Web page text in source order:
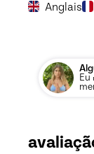
Anglais